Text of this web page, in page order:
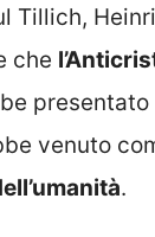
Tillich,
che
venuto
.